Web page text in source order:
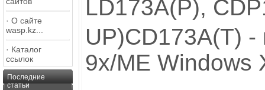
· О сайте
wasp.kz...
· Каталог
ссылок
Последние
статьи
LD173A(P),
UP)CD173A(T)
9x/ME Windows